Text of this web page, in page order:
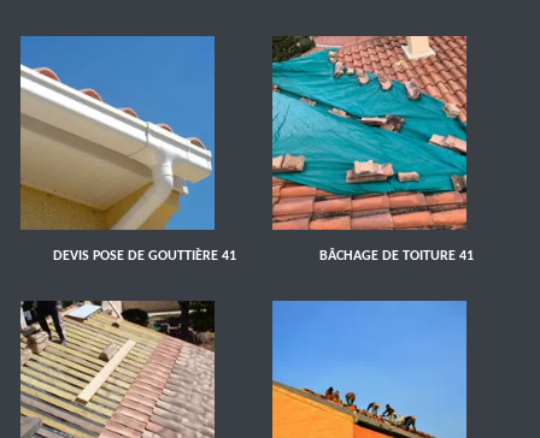
DEVIS POSE DE GOUTTIÈRE 41 BÂCHAGE DE TOITURE 41